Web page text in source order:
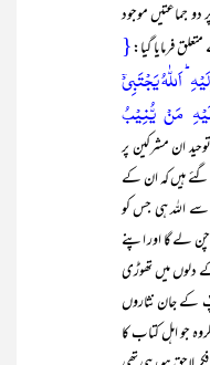
موجود
فرمایا گیا:{
اَللّٰہُ یَجۡتَبِیۡۤ
مَنۡ یُّنِیۡبُ
ان مشرکین پر
ہیں کہ ان کے
اللہ ہی جس کو
لے گا اور اپنے
دلوں میں تھوڑی
کے جان نثاروں
جو اہل کتاب کا